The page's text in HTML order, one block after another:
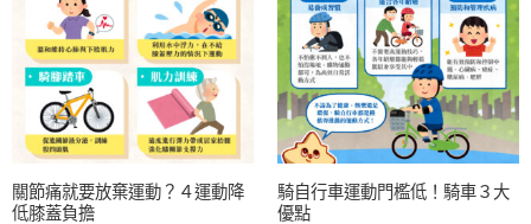
關節痛就要放棄運動？４運動降
低膝蓋負擔
騎自行車運動門檻低！騎車３大
優點